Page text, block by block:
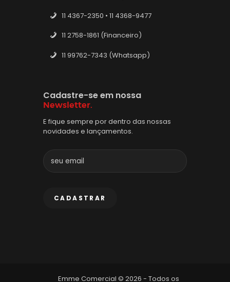
11 4367-2350 • 11 4368-9477
11 2758-1861 (Financeiro)
11 99762-7343 (Whatsapp)
Cadastre-se em nossa
Newsletter.
E fique sempre por dentro das nossas
novidades e lançamentos.
Emme Comercial © 2026 - Todos os